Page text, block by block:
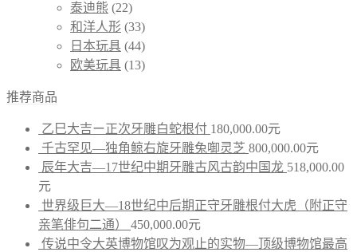
泰迪熊 (22)
和洋人形 (33)
日本玩具 (44)
欧美玩具 (13)
推荐商品
乙巳大吉ー正次牙雕白蛇根付 180,000.00元
千古罕见—独角鲸右旋牙雕兔啣灵芝 800,000.00元
辰年大吉—17世纪中期牙雕古风古韵中国龙 518,000.00
元
世界级巨大—18世纪中后期正守牙雕根付大虎（附正守
亲笔俳句二通）
450,000.00元
传说中令大英博物馆叹为观止的实物—顶级博物馆最高